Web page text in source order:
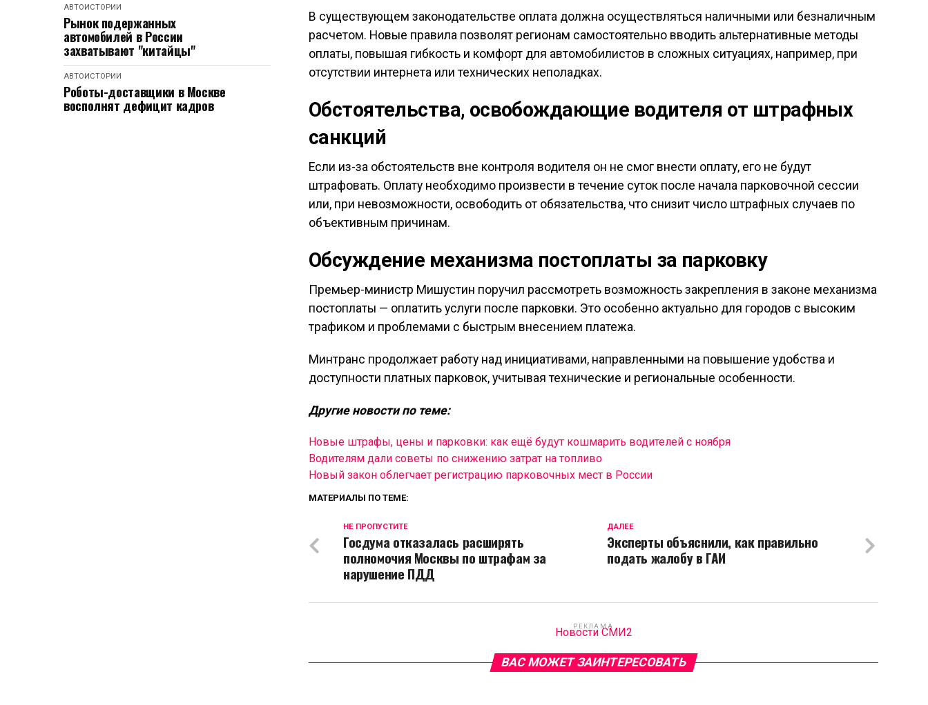
АВТОИСТОРИИ
Рынок подержанных
автомобилей в России
захватывают "китайцы"
АВТОИСТОРИИ
Роботы-доставщики в Москве
восполнят дефицит кадров
В существующем законодательстве оплата должна осуществляться наличными или безналичным
расчетом. Новые правила позволят регионам самостоятельно вводить альтернативные методы
оплаты, повышая гибкость и комфорт для автомобилистов в сложных ситуациях, например, при
отсутствии интернета или технических неполадках.
Обстоятельства, освобождающие водителя от штрафных
санкций
Если из-за обстоятельств вне контроля водителя он не смог внести оплату, его не будут
штрафовать. Оплату необходимо произвести в течение суток после начала парковочной сессии
или, при невозможности, освободить от обязательства, что снизит число штрафных случаев по
объективным причинам.
Обсуждение механизма постоплаты за парковку
Премьер-министр Мишустин поручил рассмотреть возможность закрепления в законе механизма
постоплаты — оплатить услуги после парковки. Это особенно актуально для городов с высоким
трафиком и проблемами с быстрым внесением платежа.
Минтранс продолжает работу над инициативами, направленными на повышение удобства и
доступности платных парковок, учитывая технические и региональные особенности.
Другие новости по теме:
Новые штрафы, цены и парковки: как ещё будут кошмарить водителей с ноября
Водителям дали советы по снижению затрат на топливо
Новый закон облегчает регистрацию парковочных мест в России
МАТЕРИАЛЫ ПО ТЕМЕ:
ДАЛЕЕ
Эксперты объяснили, как правильно
подать жалобу в ГАИ
НЕ ПРОПУСТИТЕ
Госдума отказалась расширять
полномочия Москвы по штрафам за
нарушение ПДД
РЕКЛАМА
Новости СМИ2
ВАС МОЖЕТ ЗАИНТЕРЕСОВАТЬ